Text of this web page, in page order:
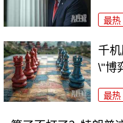
最热
千
\"博
最热